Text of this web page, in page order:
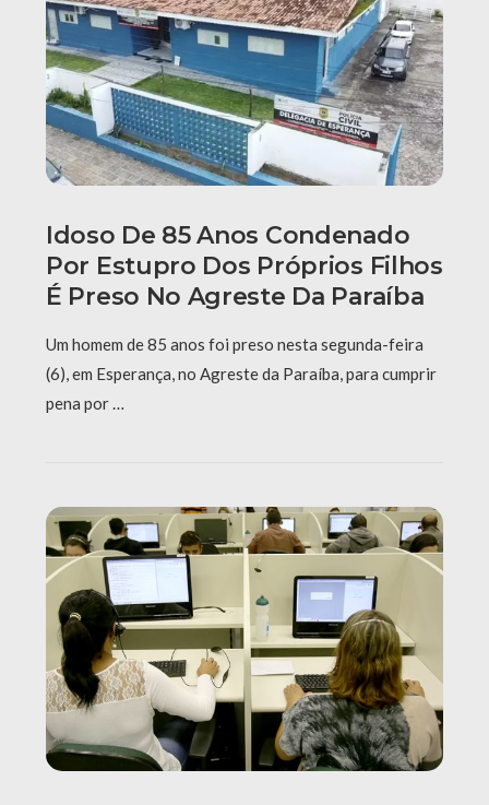
Idoso De 85 Anos Condenado
Por Estupro Dos Próprios Filhos
É Preso No Agreste Da Paraíba
Um homem de 85 anos foi preso nesta segunda-feira
(6), em Esperança, no Agreste da Paraíba, para cumprir
pena por …